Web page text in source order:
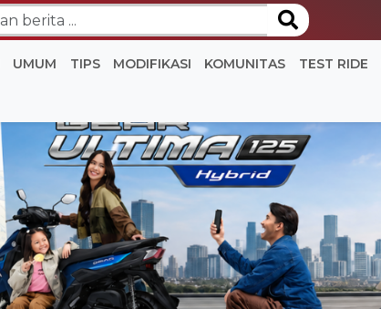
UMUM TIPS MODIFIKASI KOMUNITAS TEST RIDE